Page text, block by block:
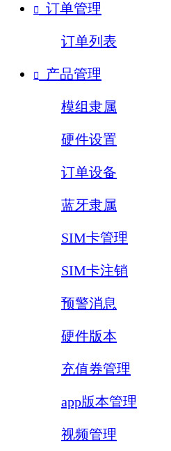
 订单管理
订单列表
 产品管理
模组隶属
硬件设置
订单设备
蓝牙隶属
SIM卡管理
SIM卡注销
预警消息
硬件版本
充值券管理
app版本管理
视频管理